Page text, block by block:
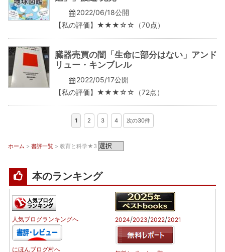
2022/06/18公開
【私の評価】★★★☆☆（70点）
臓器売買の闇「生命に部分はない」アンド
リュー・キンブレル
2022/05/17公開
【私の評価】★★★☆☆（72点）
1 2 3 4 次の30件
ホーム > 書評一覧 > 教育と科学★3
本のランキング
人気ブログランキングへ
にほんブログ村へ
2024/2023/2022/2021